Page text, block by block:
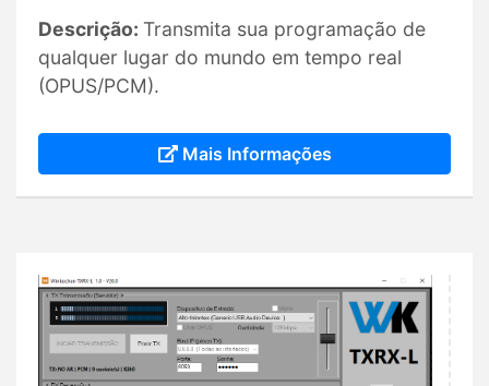
Descrição: Transmita sua programação de
qualquer lugar do mundo em tempo real
(OPUS/PCM).
Mais Informações